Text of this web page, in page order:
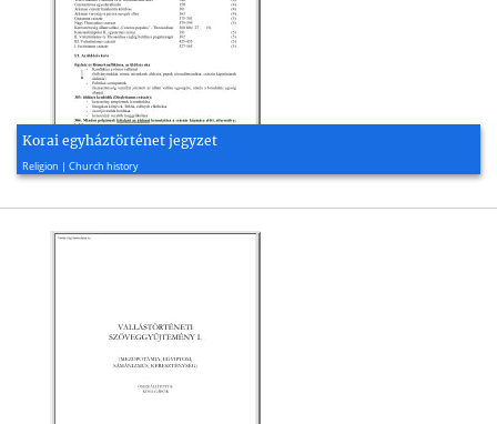
Korai egyháztörténet jegyzet
Religion | Church history